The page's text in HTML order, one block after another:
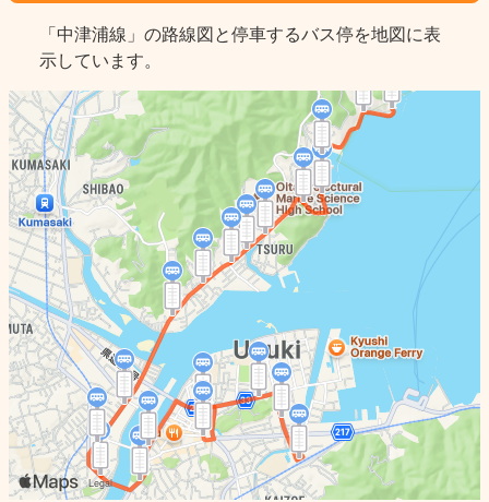
「中津浦線」の路線図と停車するバス停を地図に表
示しています。